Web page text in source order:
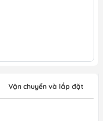
Vận chuyển và lắp đặt